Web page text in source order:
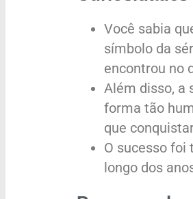
Você sabia
símbolo da
encontrou no
Além disso, a
forma tão
que
O sucesso foi
longo dos